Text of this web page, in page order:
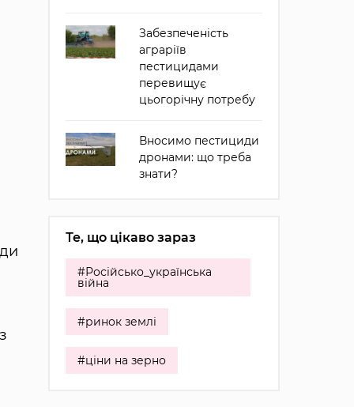
Забезпеченість
аграріїв
пестицидами
перевищує
цьогорічну потребу
Вносимо пестициди
дронами: що треба
знати?
Те, що цікаво зараз
#Російсько_українська
війна
#ринок землі
#ціни на зерно